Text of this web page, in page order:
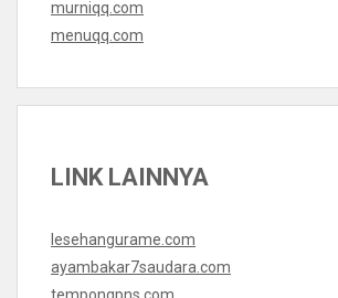
murniqq.com
menuqq.com
LINK LAINNYA
lesehangurame.com
ayambakar7saudara.com